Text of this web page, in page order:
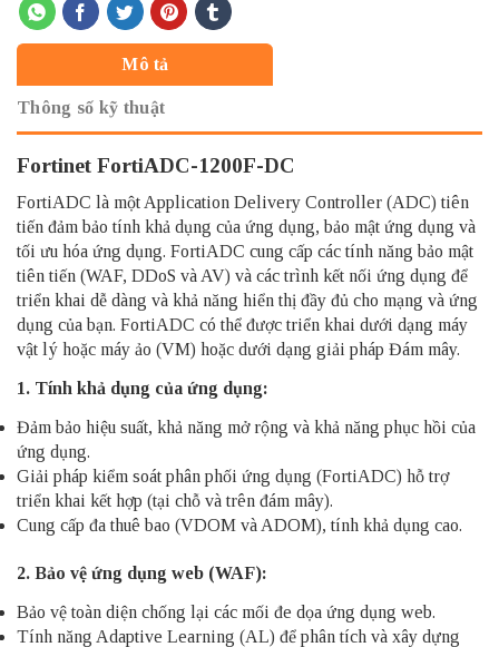
Mô tả
Thông số kỹ thuật
Fortinet FortiADC-1200F-DC
FortiADC là một Application Delivery Controller (ADC) tiên
tiến đảm bảo tính khả dụng của ứng dụng, bảo mật ứng dụng và
tối ưu hóa ứng dụng. FortiADC cung cấp các tính năng bảo mật
tiên tiến (WAF, DDoS và AV) và các trình kết nối ứng dụng để
triển khai dễ dàng và khả năng hiển thị đầy đủ cho mạng và ứng
dụng của bạn. FortiADC có thể được triển khai dưới dạng máy
vật lý hoặc máy ảo (VM) hoặc dưới dạng giải pháp Đám mây.
1. Tính khả dụng của ứng dụng:
Đảm bảo hiệu suất, khả năng mở rộng và khả năng phục hồi của
ứng dụng.
Giải pháp kiểm soát phân phối ứng dụng (FortiADC) hỗ trợ
triển khai kết hợp (tại chỗ và trên đám mây).
Cung cấp đa thuê bao (VDOM và ADOM), tính khả dụng cao.
2. Bảo vệ ứng dụng web (WAF):
Bảo vệ toàn diện chống lại các mối đe dọa ứng dụng web.
Tính năng Adaptive Learning (AL) để phân tích và xây dựng